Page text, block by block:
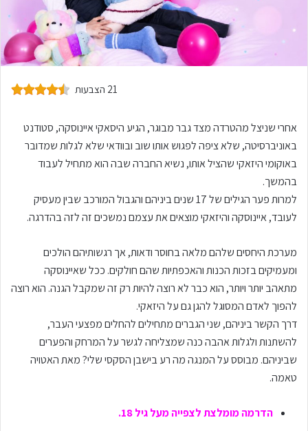
21 הצבעות
אחרי שניצל מהטרדה מצד גבר מבוגר, הגיע היסאקי איינוסקה, סטודנט
באוניברסיטה, שלא ציפה לפגוש אותו שוב ובוודאי שלא לגלות שמדובר
באוקומי היזאקי שהציל אותו, נשיא החברה שבה הוא מתחיל לעבוד
בהמשך.
למרות פער הגילים של 17 שנים ביניהם והגבול המורכב שבין מעסיק
לעובד, איינוסקה והיזאקי מוצאים את עצמם נמשכים זה לזה בהדרגה.
מערכת היחסים שלהם מלאה בחוסר ודאות, אך רגשותיהם הולכים
ומעמיקים בזכות הכנות והאכפתיות שהם חולקים. ככל שאיינוסקה
מתאהב יותר ויותר, הוא כבר לא רוצה להיות רק זה שמקבל הגנה. הוא רוצה
להפוך לאדם המסוגל להגן גם על היזאקי.
דרך הקשר ביניהם, שני הגברים מתחילים להחלים מפצעי העבר,
להשתנות ולגלות אהבה כנה שמצליחה לגשר על המרחק והפערים
שביניהם. מבוסס על המנגה מה רע בישבן הסקסי שלי? מאת האטויה
טאמה.
הדרמה מומלצת לצפייה מעל גיל 18.